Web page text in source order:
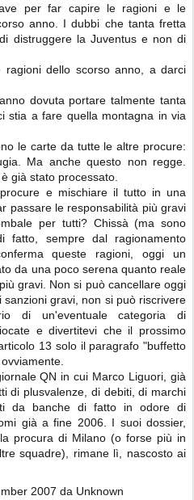
per far capire le ragioni e le
anno. I dubbi che tanta fretta
distruggere la Juventus e non di
dello scorso anno, a darci
dovuta portare talmente tanta
stia a fare quella montagna in via
le carte da tutte le altre procure:
Ma anche questo non regge.
già stato processato.
e mischiare il tutto in una
passare le responsabilità più gravi
per tutti? Chissà (ma sono
fatto, sempre dal ragionamento
queste ragioni, oggi un
da una poco serena quanto reale
gravi. Non si può cancellare oggi
gravi, non si può riscrivere
di un'eventuale categoria di
e divertitevi che il prossimo
13 solo il paragrafo "buffetto
QN in cui Marco Liguori, già
di plusvalenze, di debiti, di marchi
da banche di fatto in odore di
già a fine 2006. I suoi dossier,
procura di Milano (o forse più in
squadre), rimane lì, nascosto ai
2007 da Unknown